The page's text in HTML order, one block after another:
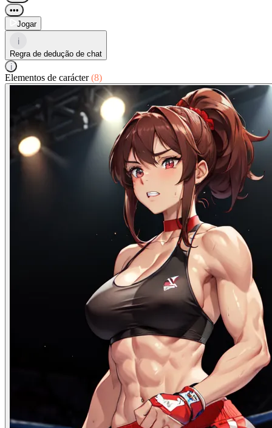
•••
Jogar
i
Regra de dedução de chat
i
Elementos de carácter(8)